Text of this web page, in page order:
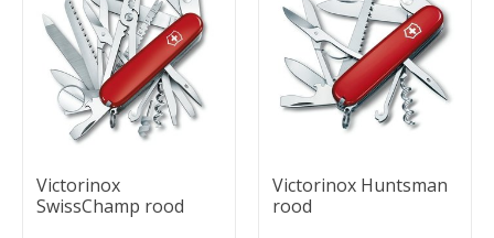
Victorinox
SwissChamp rood
Victorinox Huntsman
rood